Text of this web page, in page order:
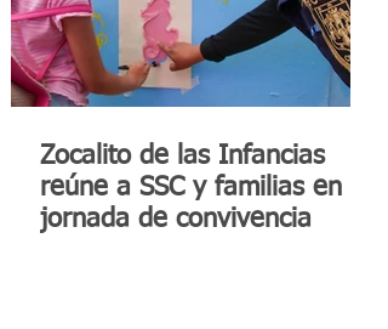
Zocalito de las Infancias
reúne a SSC y familias en
jornada de convivencia